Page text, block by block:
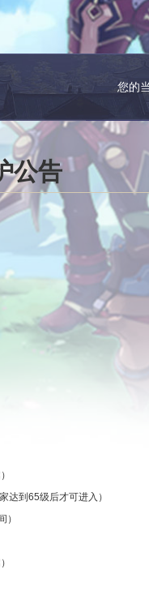
您的
公告
达到65级后才可进入）
）